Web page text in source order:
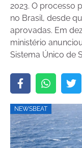
2023. O processo
no Brasil, desde
aprovadas. Em
ministério
Sistema Único de
NEWSBEAT